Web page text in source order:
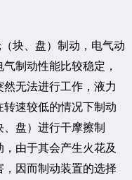
块、盘）制动，电气动
制动性能比较稳定，
无法进行工作，液力
速较低的情况下制动
盘）进行干摩擦制
由于其会产生火花及
因而制动装置的选择